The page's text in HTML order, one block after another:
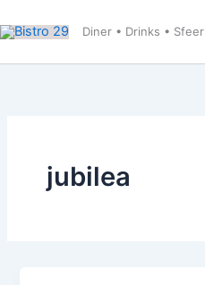
naar
Diner • Drinks • Sfeer
jubilea